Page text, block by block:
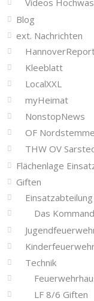
Blog
ext. Nachrichten
Kleeblatt
LocalXXL
myHeimat
NonstopNews
OF
THW OV
Flächenlage
Giften
Einsatzabteilung
Das
Technik
LF 8/6 Giften